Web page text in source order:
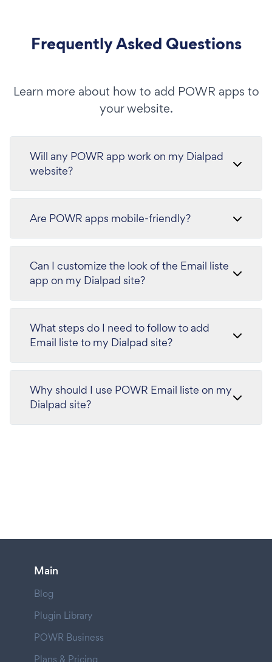
Frequently Asked Questions
Learn more about how to add POWR apps to
your website.
Will any POWR app work on my Dialpad
website?
Are POWR apps mobile-friendly?
Can I customize the look of the Email liste
app on my Dialpad site?
What steps do I need to follow to add
Email liste to my Dialpad site?
Why should I use POWR Email liste on my
Dialpad site?
Main
Blog
Plugin Library
POWR Business
Plans & Pricing